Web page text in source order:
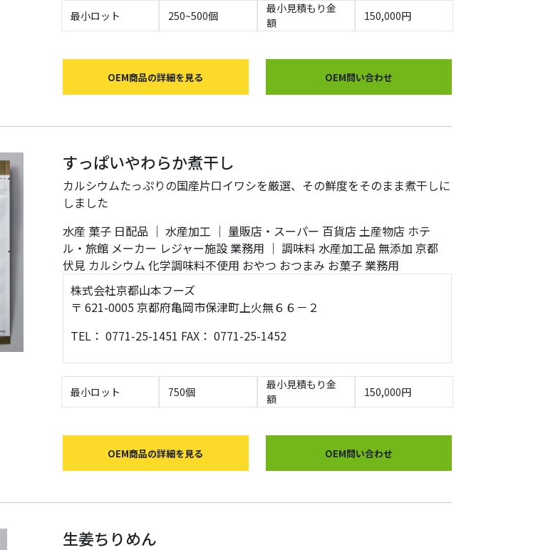
最小ロット 250~500個
最小見積もり金
額
150,000円
OEM商品の詳細を見る OEM問い合わせ
すっぱいやわらか煮干し
カルシウムたっぷりの国産片口イワシを厳選、その鮮度をそのまま煮干しに
しました
水産 菓子 日配品 ｜ 水産加工 ｜ 量販店・スーパー 百貨店土産物店 ホテ
ル・旅館 メーカー レジャー施設業務用 ｜ 調味料 水産加工品 無添加 京都
伏見 カルシウム 化学調味料不使用 おやつ おつまみ お菓子業務用
株式会社京都山本フーズ
〒 621-0005 京都府亀岡市保津町上火無６６－２
TEL： 0771-25-1451 FAX： 0771-25-1452
最小ロット 750個
最小見積もり金
額
150,000円
OEM商品の詳細を見る OEM問い合わせ
生姜ちりめん